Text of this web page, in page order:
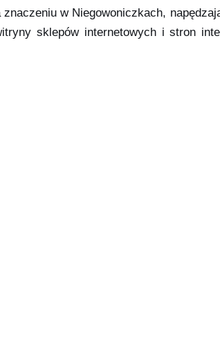
w Niegowoniczkach,
sklepów internetowych i stron